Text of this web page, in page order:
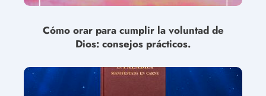
Cómo orar para cumplir la voluntad de
Dios: consejos prácticos.